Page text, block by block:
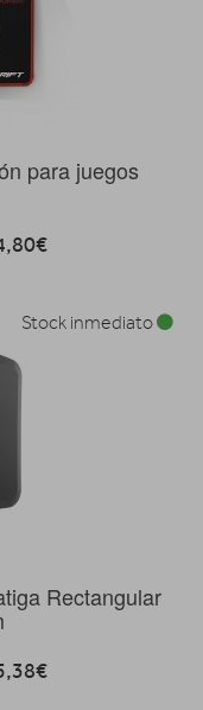
para juegos
Rectangular
Stock inmediato